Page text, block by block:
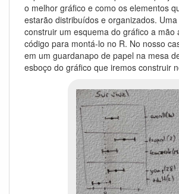
o melhor gráfico e como os elementos
estarão distribuídos e organizados.
construir um esquema do gráfico a mão
código para montá-lo no R. No nosso
em um guardanapo de papel na mesa
esboço do gráfico que iremos construir